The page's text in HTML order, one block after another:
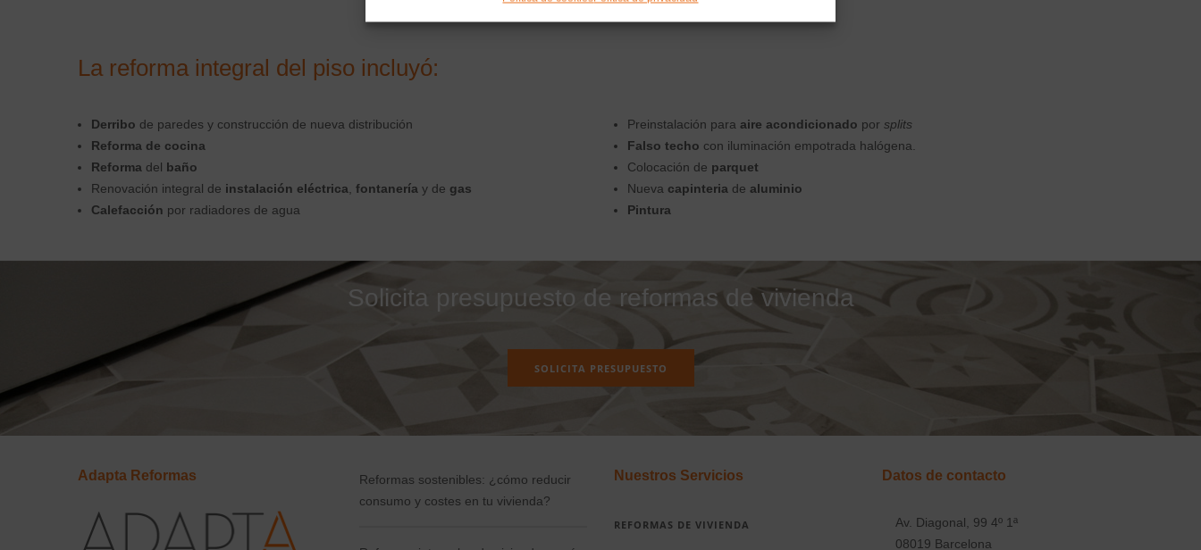
La reforma integral del piso incluyó:
Derribo de paredes y construcción de nueva distribución
Reforma de cocina
Reforma del baño
Renovación integral de instalación eléctrica fontanería y de gas
Calefacción por radiadores de agua
Preinstalación para aire acondicionado por splits
Falso techo con iluminación empotrada halógena.
Colocación de parquet
Nueva capinteria de aluminio
Pintura
Solicita presupuesto de reformas de vivienda
SOLICITA PRESUPUESTO
Adapta Reformas
Reformas sostenibles: ¿cómo reducir
consumo y costes en tu vivienda?
Nuestros Servicios
REFORMAS DE VIVIENDA
Datos de contacto
Av. Diagonal, 99 4º 1ª
08019 Barcelona